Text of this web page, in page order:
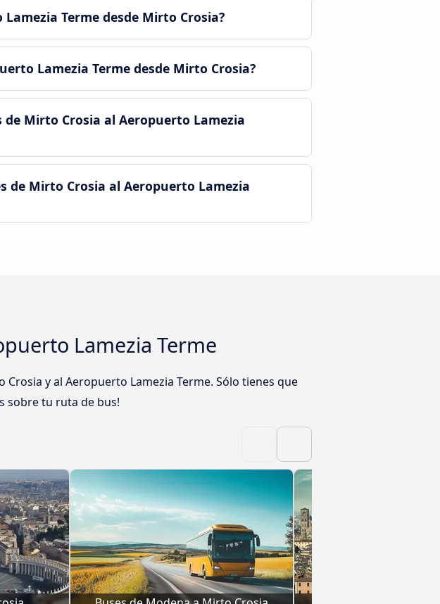
Terme desde Mirto Crosia?
Lamezia Terme desde Mirto Crosia?
Mirto Crosia al Aeropuerto Lamezia
de Mirto Crosia al Aeropuerto Lamezia
Lamezia Terme
y al Aeropuerto Lamezia Terme. Sólo tienes que
sobre tu ruta de bus!